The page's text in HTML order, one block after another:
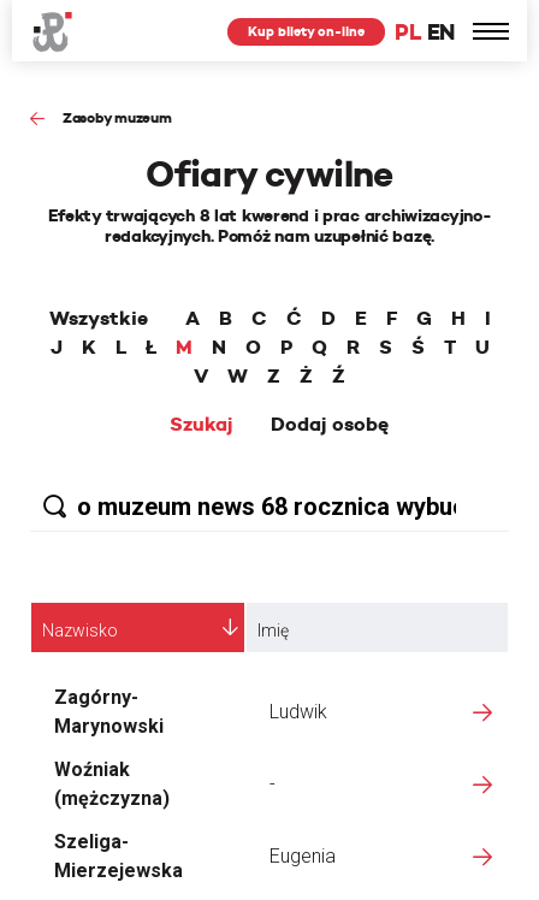
PL EN
Kup bilety on-line
Zasoby muzeum
Ofiary cywilne
Efekty trwających 8 lat kwerend i prac archiwizacyjno-
redakcyjnych. Pomóż nam uzupełnić bazę.
Wszystkie A B C Ć D E F G H
I
J
K L Ł M N O P Q R S Ś T
U
V
W Z Ż
Ź
Szukaj
Dodaj osobę
Nazwisko Imię
Zagórny-
Marynowski
Ludwik
Woźniak
(mężczyzna)
-
Szeliga-
Mierzejewska
Eugenia